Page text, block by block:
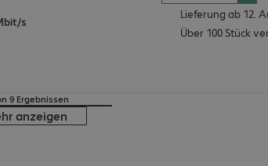
s
Lieferung ab 12.
Über 100 Stück
9 Ergebnissen
anzeigen